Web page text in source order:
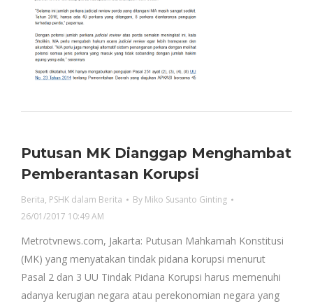
Putusan MK Dianggap Menghambat
Pemberantasan Korupsi
Berita, PSHK dalam Berita By Miko Susanto Ginting
26/01/2017 10:49 AM
Metrotvnews.com, Jakarta: Putusan Mahkamah Konstitusi
(MK) yang menyatakan tindak pidana korupsi menurut
Pasal 2 dan 3 UU Tindak Pidana Korupsi harus memenuhi
adanya kerugian negara atau perekonomian negara yang